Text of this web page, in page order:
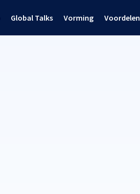
Global Talks Vorming Voordelen